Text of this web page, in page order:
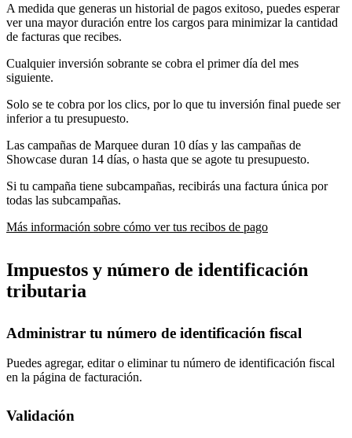
A medida que generas un historial de pagos exitoso, puedes esperar
ver una mayor duración entre los cargos para minimizar la cantidad
de facturas que recibes.
Cualquier inversión sobrante se cobra el primer día del mes
siguiente.
Solo se te cobra por los clics, por lo que tu inversión final puede ser
inferior a tu presupuesto.
Las campañas de Marquee duran 10 días y las campañas de
Showcase duran 14 días, o hasta que se agote tu presupuesto.
Si tu campaña tiene subcampañas, recibirás una factura única por
todas las subcampañas.
Más información sobre cómo ver tus recibos de pago
Impuestos y número de identificación
tributaria
Administrar tu número de identificación fiscal
Puedes agregar, editar o eliminar tu número de identificación fiscal
en la página de facturación.
Validación